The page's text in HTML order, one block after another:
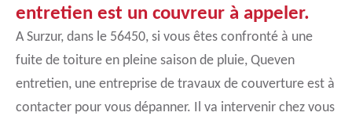
entretien est un couvreur à appeler.
A Surzur, dans le 56450, si vous êtes confronté à une
fuite de toiture en pleine saison de pluie, Queven
entretien, une entreprise de travaux de couverture est à
contacter pour vous dépanner. Il va intervenir chez vous